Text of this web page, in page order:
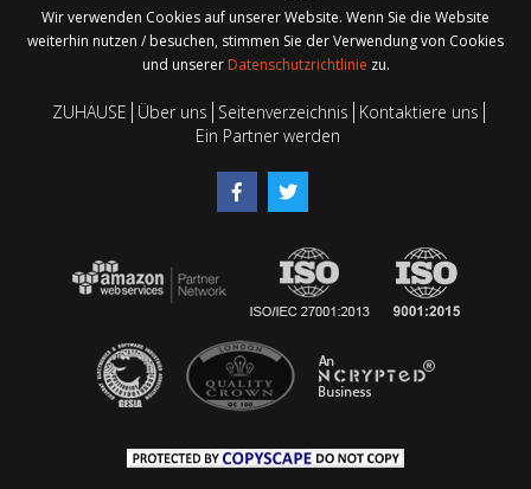
Wir verwenden Cookies auf unserer Website. Wenn Sie die Website
weiterhin nutzen / besuchen, stimmen Sie der Verwendung von Cookies
und unserer Datenschutzrichtlinie zu.
ZUHAUSE Über uns Seitenverzeichnis Kontaktiere uns
Ein Partner werden